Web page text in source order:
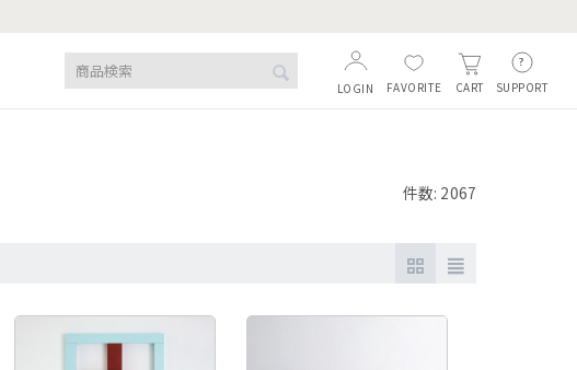
SUPPORT
CART
FAVORITE
LOGIN
件数: 2067